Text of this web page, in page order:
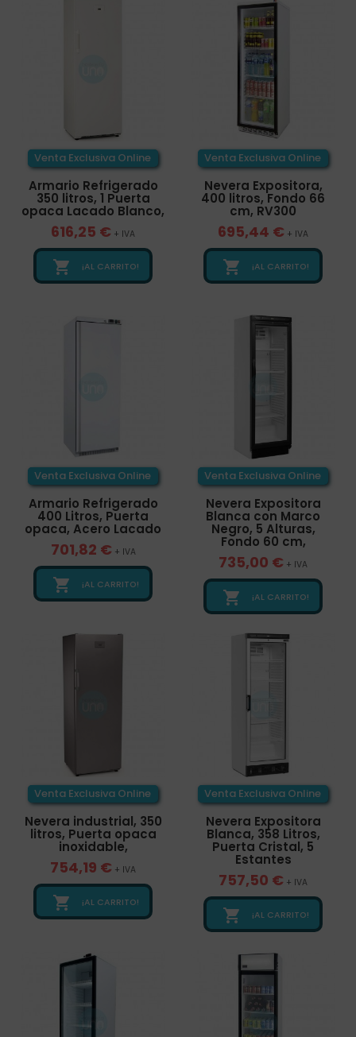
Venta Exclusiva Online
Armario Refrigerado
350 litros, 1 Puerta
opaca Lacado Blanco,
616,25 € + IVA
 ¡AL CARRITO!
Venta Exclusiva Online
Nevera Expositora,
400 litros, Fondo 66
cm, RV300
695,44 € + IVA
 ¡AL CARRITO!
Venta Exclusiva Online
Armario Refrigerado
400 Litros, Puerta
opaca, Acero Lacado
701,82 € + IVA
 ¡AL CARRITO!
Venta Exclusiva Online
Nevera Expositora
Blanca con Marco
Negro, 5 Alturas,
Fondo 60 cm,
735,00 € + IVA
 ¡AL CARRITO!
Venta Exclusiva Online
Nevera industrial, 350
litros, Puerta opaca
inoxidable,
754,19 € + IVA
 ¡AL CARRITO!
Venta Exclusiva Online
Nevera Expositora
Blanca, 358 Litros,
Puerta Cristal, 5
Estantes
757,50 € + IVA
 ¡AL CARRITO!